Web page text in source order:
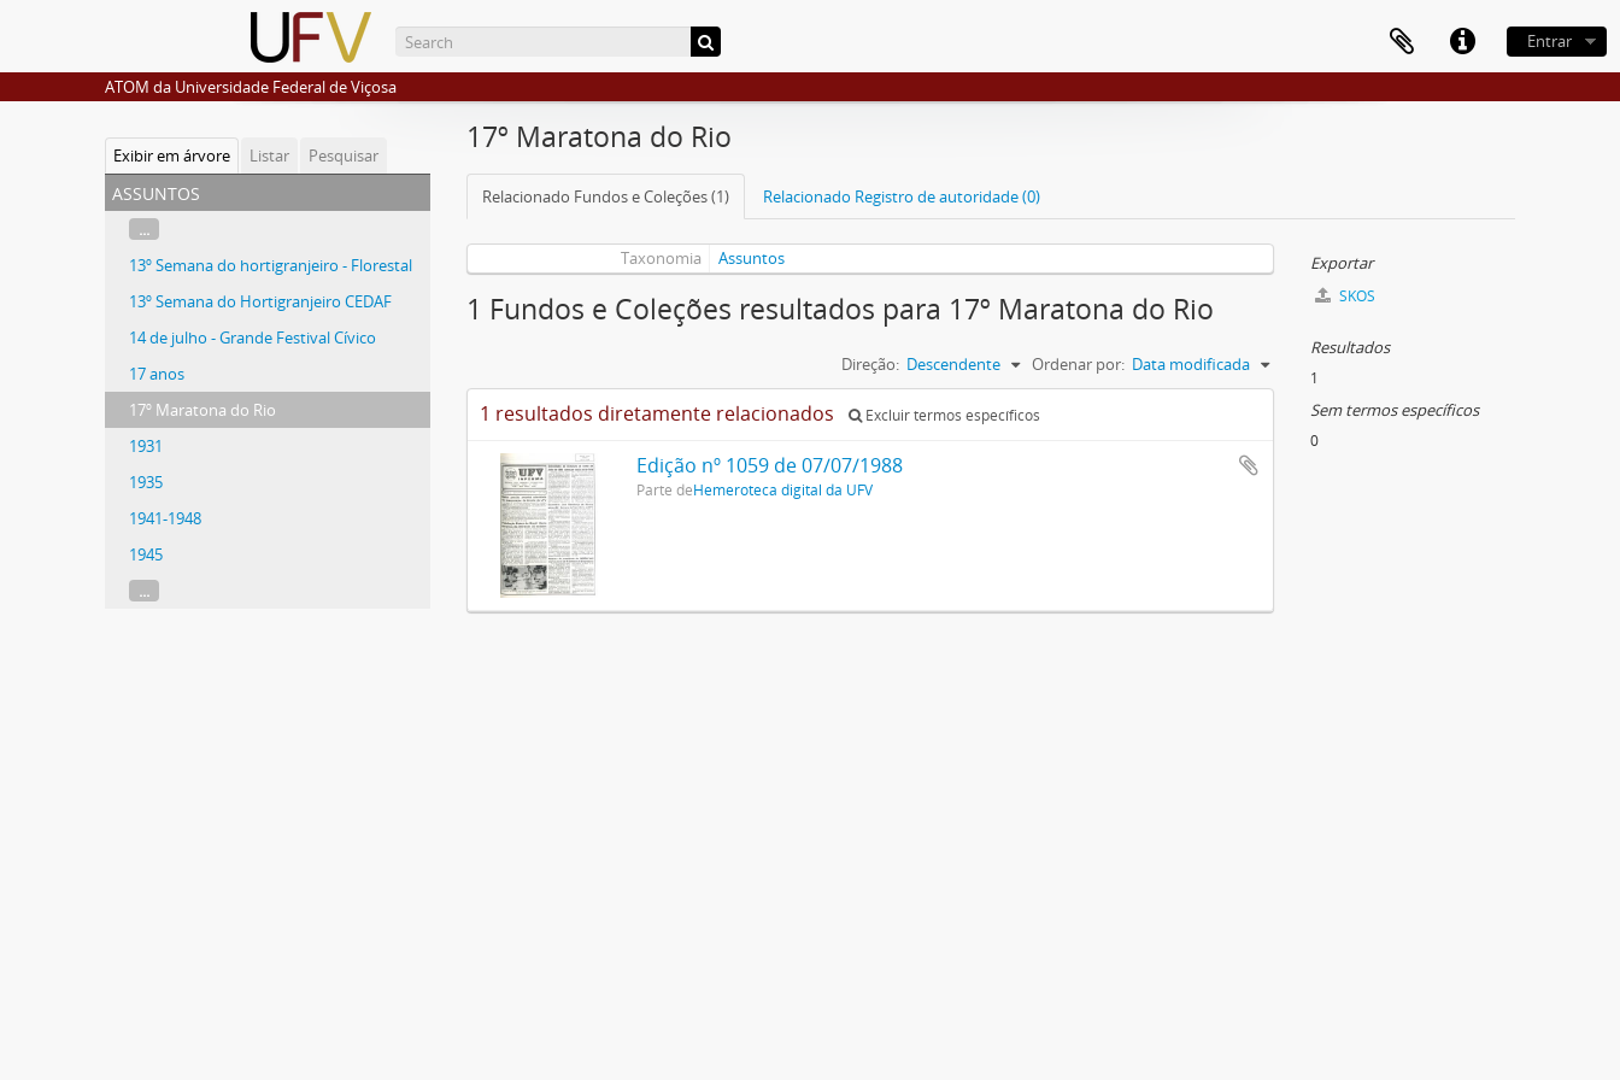
Entrar
ATOM da Universidade Federal de Viçosa
Exibir em árvore Listar Pesquisar
assuntos
...
13º Semana do hortigranjeiro - Florestal
13º Semana do Hortigranjeiro CEDAF
14 de julho - Grande Festival Cívico
17 anos
17º Maratona do Rio
1931
1935
1941-1948
1945
...
17º Maratona do Rio
Relacionado Fundos e Coleções (1) Relacionado Registro de autoridade (0)
Taxonomia Assuntos
1 Fundos e Coleções resultados para 17º Maratona do Rio
Ordenar por: Data modificada
Direção: Descendente
1 resultados diretamente relacionados Excluir termos específicos
Edição nº 1059 de 07/07/1988
Parte deHemeroteca digital da UFV
Exportar
SKOS
Resultados
1
Sem termos específicos
0